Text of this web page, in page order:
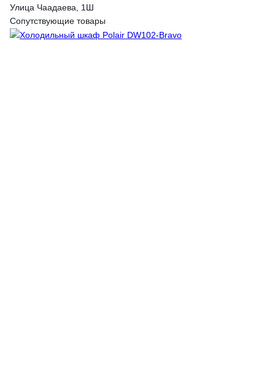
Улица Чаадаева, 1Ш
Сопутствующие товары